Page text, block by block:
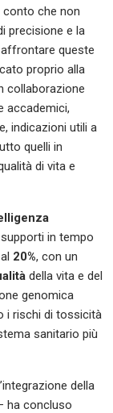
conto che non
precisione e la
queste
proprio alla
collaborazione
accademici,
indicazioni utili a
quelli in
di vita e
in tempo
20%, con un
della vita e del
genomica
i rischi di tossicità
sanitario più
della
ha concluso